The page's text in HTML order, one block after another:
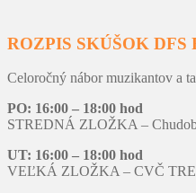
ROZPIS SKÚŠOK DFS
Celoročný nábor muzikantov a
PO: 16:00 – 18:00 hod
STREDNÁ ZLOŽKA –
UT: 16:00 – 18:00 hod
VEĽKÁ ZLOŽKA – CVČ